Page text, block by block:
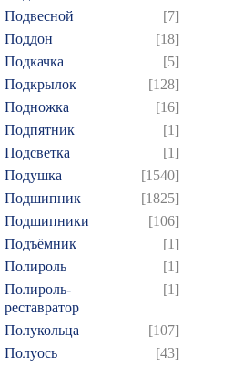
Подвесной
[7]
Поддон
[18]
Подкачка
[5]
Подкрылок
[128]
Подножка
[16]
Подпятник
[1]
Подсветка
[1]
Подушка
[1540]
Подшипник
[1825]
Подшипники
[106]
Подъёмник
[1]
Полироль
[1]
Полироль-
реставратор
[1]
Полукольца
[107]
Полуось
[43]